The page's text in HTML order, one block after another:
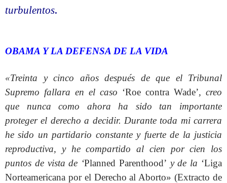
turbulentos.
OBAMA Y LA DEFENSA DE LA VIDA
«Treinta y cinco años después de que el Tribunal
Supremo fallara en el caso ‘Roe contra Wade’, creo
que nunca como ahora ha sido tan importante
proteger el derecho a decidir. Durante toda mi carrera
he sido un partidario constante y fuerte de la justicia
reproductiva, y he compartido al cien por cien los
puntos de vista de ‘Planned Parenthood’ y de la ‘Liga
Norteamericana por el Derecho al Aborto» (Extracto de